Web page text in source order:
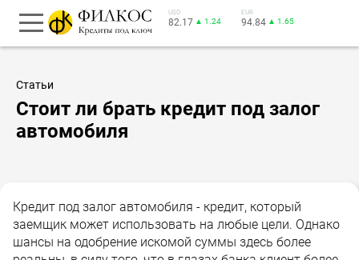
USD
82.17 ▲ 1.24
EUR
94.84 ▲ 1.65
Статьи
Стоит ли брать кредит под залог
автомобиля
Кредит под залог автомобиля - кредит, который
заемщик может использовать на любые цели. Однако
шансы на одобрение искомой суммы здесь более